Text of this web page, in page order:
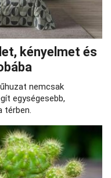
kényelmet és
nemcsak
egységesebb,
térben.